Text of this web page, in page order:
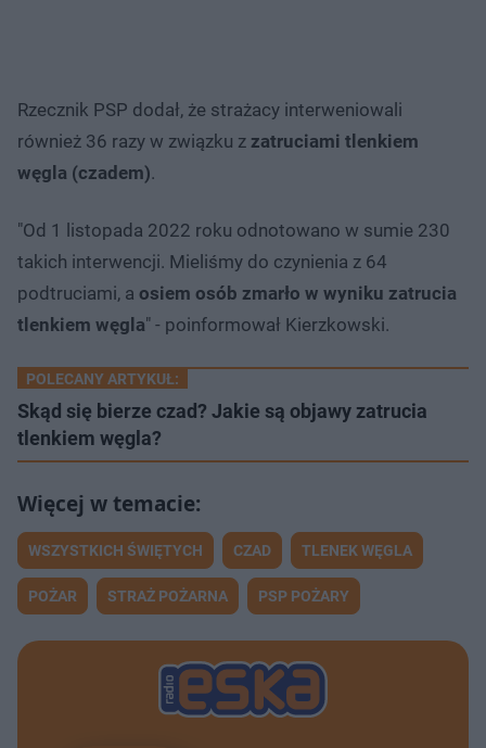
Rzecznik PSP dodał, że strażacy interweniowali
również 36 razy w związku z zatruciami tlenkiem
węgla (czadem).
"Od 1 listopada 2022 roku odnotowano w sumie 230
takich interwencji. Mieliśmy do czynienia z 64
podtruciami, a osiem osób zmarło w wyniku zatrucia
tlenkiem węgla" - poinformował Kierzkowski.
POLECANY ARTYKUŁ:
Skąd się bierze czad? Jakie są objawy zatrucia
tlenkiem węgla?
WSZYSTKICH ŚWIĘTYCH CZAD TLENEK WĘGLA
POŻAR STRAŻ POŻARNA PSP POŻARY